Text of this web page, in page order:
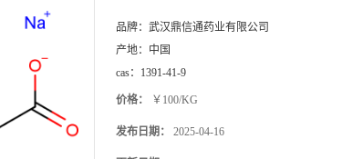
品牌： 武汉鼎信通药业有限公司
产地： 中国
cas： 1391-41-9
价格： ￥100/KG
发布日期： 2025-04-16